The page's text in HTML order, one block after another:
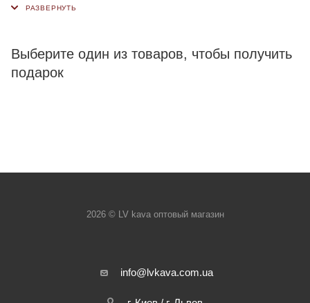
Выберите один из товаров, чтобы получить
подарок
2026 © LV kava оптовый магазин
info@lvkava.com.ua